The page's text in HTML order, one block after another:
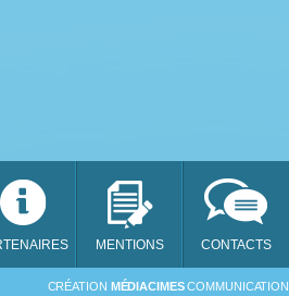
SAM
MENTIONS CONTACTS
CRÉATION MÉDIACIMESCOMMUNICATION